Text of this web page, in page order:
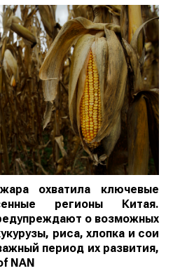
охватила ключевые
регионы Китая.
о возможных
риса, хлопка и сои
период их развития,
NAN